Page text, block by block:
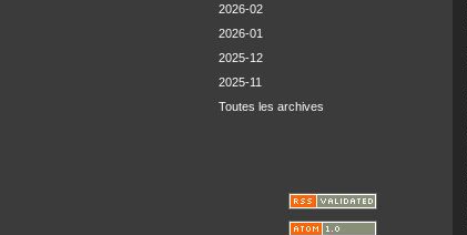
2026-02
2026-01
2025-12
2025-11
Toutes les archives